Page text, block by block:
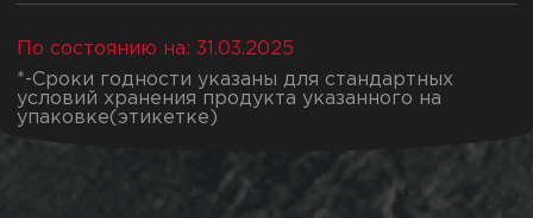
По состоянию на: 31.03.2025
*-Сроки годности указаны для стандартных
условий хранения продукта указанного на
упаковке(этикетке)